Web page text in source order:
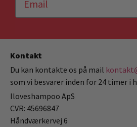
Kontakt
Du kan kontakte os på mail
som vi besvarer inden for 24 timer i
Iloveshampoo ApS
CVR: 45696847
Håndværkervej 6